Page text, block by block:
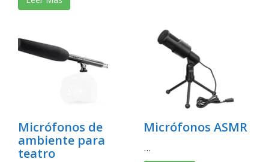
Micrófonos de
ambiente para
teatro
Micrófonos ASMR
...